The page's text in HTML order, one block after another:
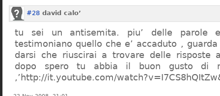
#28 david calo’
tu sei un antisemita. piu’ delle parole
testimoniano quello che e’ accaduto , guarda
darsi che riuscirai a trovare delle risposte
dopo spero tu abbia il buon gusto di
,’http://it.youtube.com/